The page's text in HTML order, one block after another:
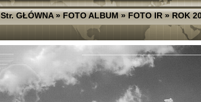
Str. GŁÓWNA»FOTO ALBUM»FOTO IR»ROK